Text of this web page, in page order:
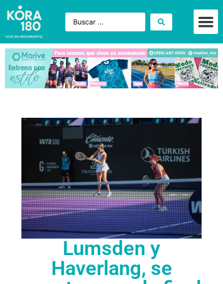
Lumsden y
Haverlang, se